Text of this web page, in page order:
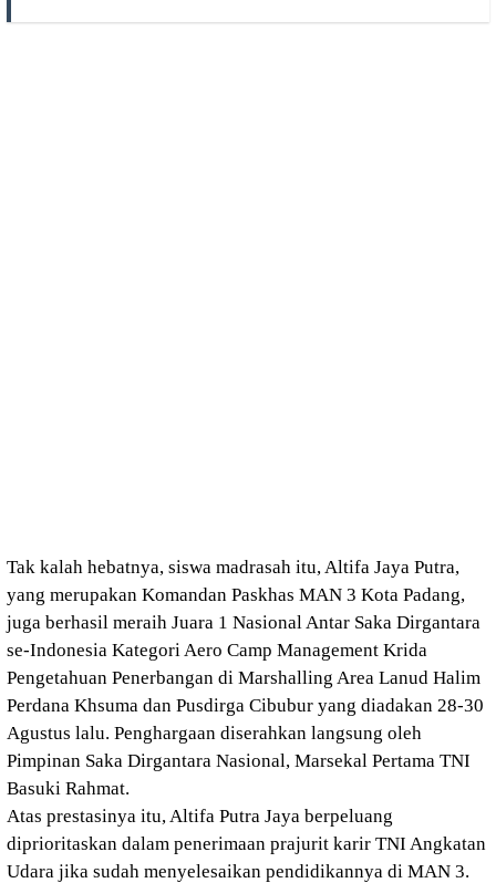
Tak kalah hebatnya, siswa madrasah itu, Altifa Jaya Putra,
yang merupakan Komandan Paskhas MAN 3 Kota Padang,
juga berhasil meraih Juara 1 Nasional Antar Saka Dirgantara
se-Indonesia Kategori Aero Camp Management Krida
Pengetahuan Penerbangan di Marshalling Area Lanud Halim
Perdana Khsuma dan Pusdirga Cibubur yang diadakan 28-30
Agustus lalu. Penghargaan diserahkan langsung oleh
Pimpinan Saka Dirgantara Nasional, Marsekal Pertama TNI
Basuki Rahmat.
Atas prestasinya itu, Altifa Putra Jaya berpeluang
diprioritaskan dalam penerimaan prajurit karir TNI Angkatan
Udara jika sudah menyelesaikan pendidikannya di MAN 3.